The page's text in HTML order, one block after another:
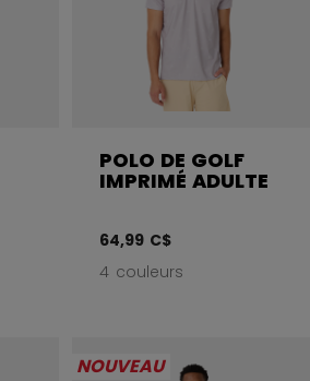
POLO DE GOLF
IMPRIMÉ ADULTE
64,99 C$
4 couleurs
NOUVEAU